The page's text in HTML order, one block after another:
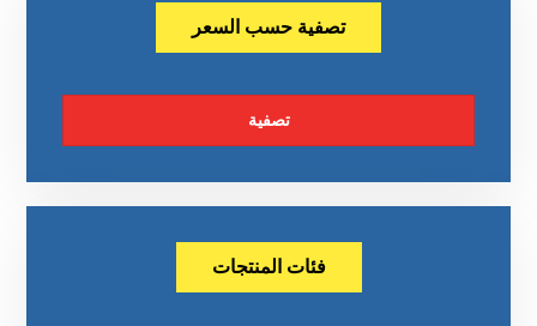
تصفية حسب السعر
تصفية
فئات المنتجات